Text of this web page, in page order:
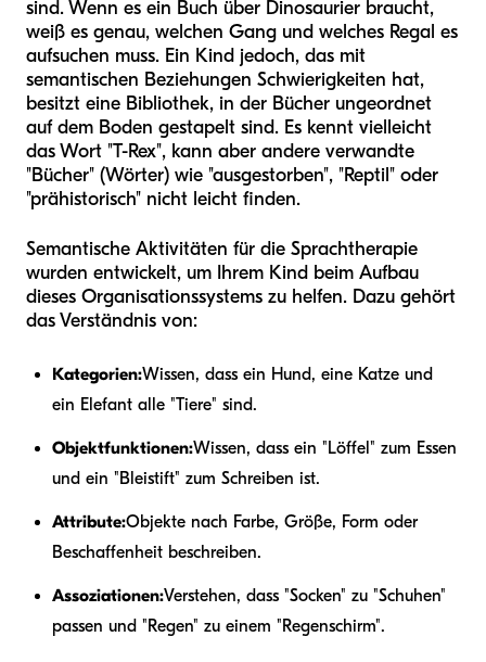
sind. Wenn es ein Buch über Dinosaurier braucht,
weiß es genau, welchen Gang und welches Regal es
aufsuchen muss. Ein Kind jedoch, das mit
semantischen Beziehungen Schwierigkeiten hat,
besitzt eine Bibliothek, in der Bücher ungeordnet
auf dem Boden gestapelt sind. Es kennt vielleicht
das Wort "T-Rex", kann aber andere verwandte
"Bücher" (Wörter) wie "ausgestorben", "Reptil" oder
"prähistorisch" nicht leicht finden.
Semantische Aktivitäten für die Sprachtherapie
wurden entwickelt, um Ihrem Kind beim Aufbau
dieses Organisationssystems zu helfen. Dazu gehört
das Verständnis von:
Kategorien:Wissen, dass ein Hund, eine Katze und
ein Elefant alle "Tiere" sind.
Objektfunktionen:Wissen, dass ein "Löffel" zum Essen
und ein "Bleistift" zum Schreiben ist.
Attribute:Objekte nach Farbe, Größe, Form oder
Beschaffenheit beschreiben.
Assoziationen:Verstehen, dass "Socken" zu "Schuhen"
passen und "Regen" zu einem "Regenschirm".